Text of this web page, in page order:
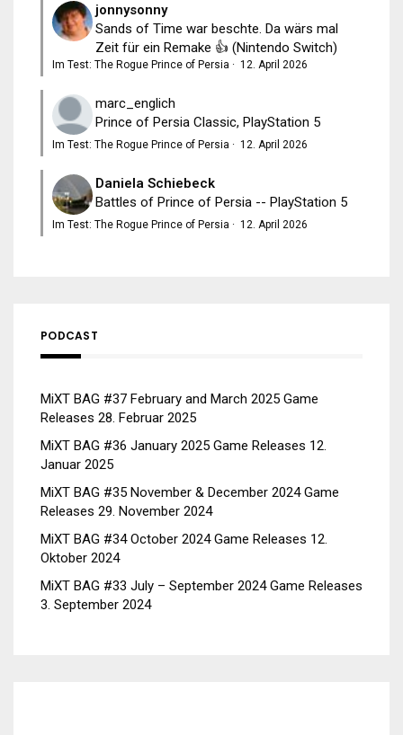
jonnysonny
Sands of Time war beschte. Da wärs mal
Zeit für ein Remake 👍 (Nintendo Switch)
Im Test: The Rogue Prince of Persia · 12. April 2026
marc_englich
Prince of Persia Classic, PlayStation 5
Im Test: The Rogue Prince of Persia · 12. April 2026
Daniela Schiebeck
Battles of Prince of Persia -- PlayStation 5
Im Test: The Rogue Prince of Persia · 12. April 2026
PODCAST
MiXT BAG #37 February and March 2025 Game
Releases 28. Februar 2025
MiXT BAG #36 January 2025 Game Releases 12.
Januar 2025
MiXT BAG #35 November & December 2024 Game
Releases 29. November 2024
MiXT BAG #34 October 2024 Game Releases 12.
Oktober 2024
MiXT BAG #33 July – September 2024 Game Releases
3. September 2024